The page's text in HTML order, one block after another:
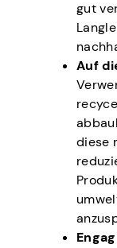
gut
Auf
diese